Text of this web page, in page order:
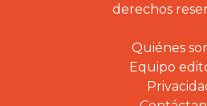
derechos
Quiénes
Equipo